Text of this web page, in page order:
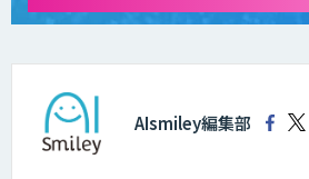
AIsmiley編集部